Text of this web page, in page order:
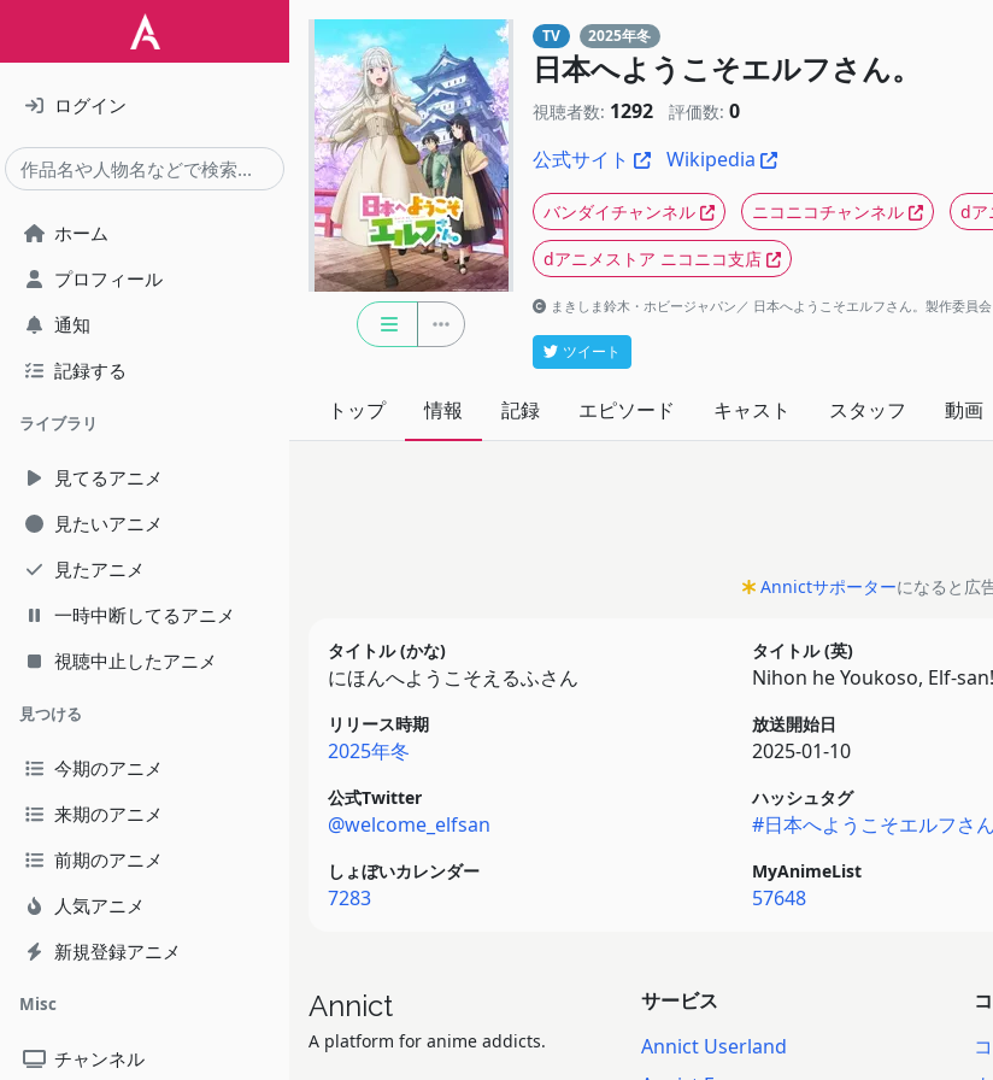
ログイン
ホーム
プロフィール
通知
記録する
ライブラリ
見てるアニメ
見たいアニメ
見たアニメ
一時中断してるアニメ
視聴中止したアニメ
見つける
今期のアニメ
来期のアニメ
前期のアニメ
人気アニメ
新規登録アニメ
Misc
チャンネル
TV 2025年冬
日本へようこそエルフさん。
視聴者数: 1292 評価数: 0
公式サイト
Wikipedia
バンダイチャンネル ニコニコチャンネル dア
dアニメストア ニコニコ支店
まきしま鈴木・ホビージャパン／ 日本へようこそエルフさん。製作委員会
ツイート
トップ 情報 記録 エピソード キャスト スタッフ 動画
Annictサポーターになると広
タイトル (かな)
にほんへようこそえるふさん
タイトル (英)
Nihon he Youkoso, Elf-san!
リリース時期
2025年冬
放送開始日
2025-01-10
公式Twitter
@welcome_elfsan
ハッシュタグ
#日本へようこそエルフさん
しょぼいカレンダー
7283
MyAnimeList
57648
Annict
A platform for anime addicts.
サービス
Annict Userland